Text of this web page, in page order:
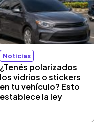
Noticias
¿Tenés polarizados
los vidrios o stickers
en tu vehículo? Esto
establece la ley